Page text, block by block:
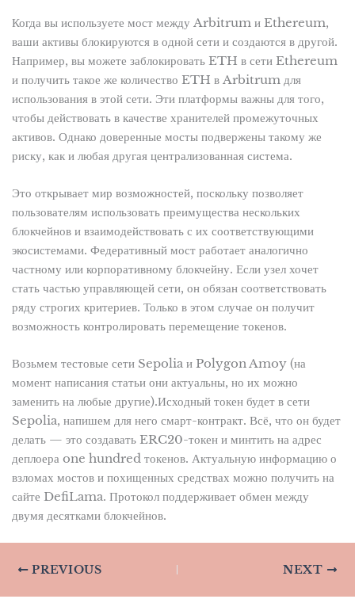
Когда вы используете мост между Arbitrum и Ethereum,
ваши активы блокируются в одной сети и создаются в другой.
Например, вы можете заблокировать ETH в сети Ethereum
и получить такое же количество ETH в Arbitrum для
использования в этой сети. Эти платформы важны для того,
чтобы действовать в качестве хранителей промежуточных
активов. Однако доверенные мосты подвержены такому же
риску, как и любая другая централизованная система.
Это открывает мир возможностей, поскольку позволяет
пользователям использовать преимущества нескольких
блокчейнов и взаимодействовать с их соответствующими
экосистемами. Федеративный мост работает аналогично
частному или корпоративному блокчейну. Если узел хочет
стать частью управляющей сети, он обязан соответствовать
ряду строгих критериев. Только в этом случае он получит
возможность контролировать перемещение токенов.
Возьмем тестовые сети Sepolia и Polygon Amoy (на
момент написания статьи они актуальны, но их можно
заменить на любые другие).Исходный токен будет в сети
Sepolia, напишем для него смарт-контракт. Всё, что он будет
делать — это создавать ERC20-токен и минтить на адрес
деплоера one hundred токенов. Актуальную информацию о
взломах мостов и похищенных средствах можно получить на
сайте DefiLama. Протокол поддерживает обмен между
двумя десятками блокчейнов.
PREVIOUS NEXT